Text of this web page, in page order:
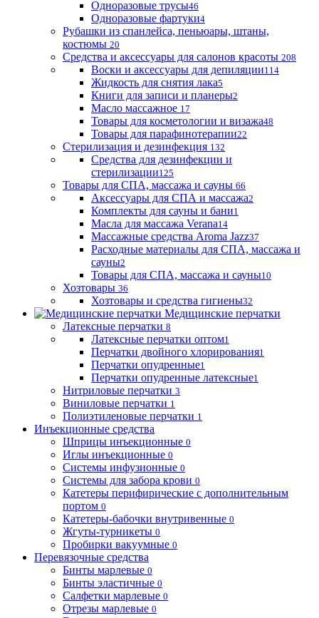
Одноразовые трусы46
Одноразовые фартуки4
Рубашки из спанлейса, пеньюары, штаны,
костюмы 20
Средства и аксессуары для салонов красоты 208
Воски и аксессуары для депиляции114
Жидкость для снятия лака5
Книги для записи и планеры2
Масло массажное 17
Товары для косметологии и визажа48
Товары для парафинотерапии22
Стерилизация и дезинфекция 132
Средства для дезинфекции и
стерилизации125
Товары для СПА, массажа и сауны 66
Аксессуары для СПА и массажа2
Комплекты для сауны и бани1
Масла для массажа Verana14
Массажные средства Aroma Jazz37
Расходные материалы для СПА, массажа и
сауны2
Товары для СПА, массажа и сауны10
Хозтовары 36
Хозтовары и средства гигиены32
Медицинские перчатки
Латексные перчатки 8
Латексные перчатки оптом1
Перчатки двойного хлорирования1
Перчатки опудренные1
Перчатки опудренные латексные1
Нитриловые перчатки 3
Виниловые перчатки 1
Полиэтиленовые перчатки 1
Инъекционные средства
Шприцы инъекционные 0
Иглы инъекционные 0
Системы инфузионные 0
Системы для забора крови 0
Катетеры перифирические с дополнительным
портом 0
Катетеры-бабочки внутривенные 0
Жгуты-турникеты 0
Пробирки вакуумные 0
Перевязочные средства
Бинты марлевые 0
Бинты эластичные 0
Салфетки марлевые 0
Отрезы марлевые 0